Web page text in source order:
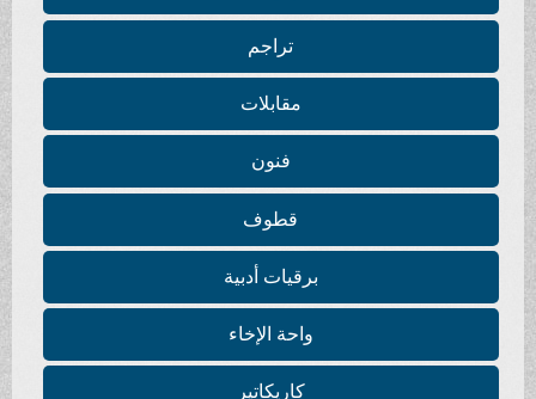
تراجم
مقابلات
فنون
قطوف
برقيات أدبية
واحة الإخاء
كاريكاتير